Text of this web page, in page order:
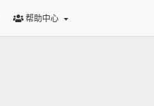
帮助中心